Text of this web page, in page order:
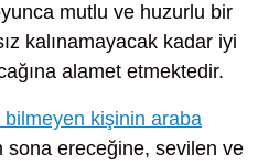
mutlu ve huzurlu bir
kalınamayacak kadar iyi
alamet etmektedir.
bilmeyen kişinin araba
sona ereceğine, sevilen ve